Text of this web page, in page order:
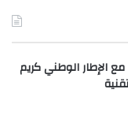
الإطار الوطني كريم